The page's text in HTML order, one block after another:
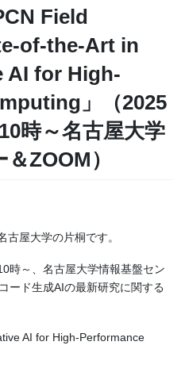
Field
of-the-Art in
AI for High-
」（2025
時～名古屋大学
ZOOM）
屋大学の片桐です。
時～、名古屋大学情報基盤セン
ード生成AIの最新研究に関する
AI for High-Performance